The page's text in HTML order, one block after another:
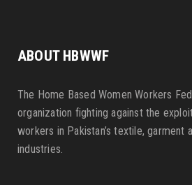
ABOUT HBWWF
The Home Based Women Workers
organization fighting against the
workers in Pakistan’s textile, garment
industries.